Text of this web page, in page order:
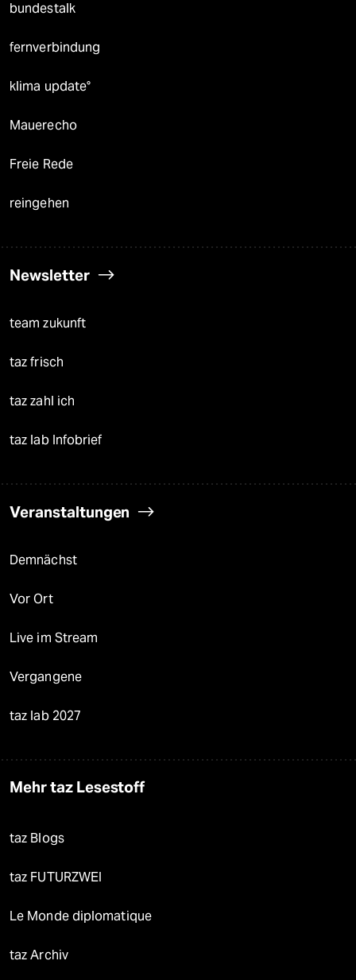
bundestalk
fernverbindung
klima update°
Mauerecho
Freie Rede
reingehen
Newsletter
team zukunft
taz frisch
taz zahl ich
taz lab Infobrief
Veranstaltungen
Demnächst
Vor Ort
Live im Stream
Vergangene
taz lab 2027
Mehr taz Lesestoff
taz Blogs
taz FUTURZWEI
Le Monde diplomatique
taz Archiv